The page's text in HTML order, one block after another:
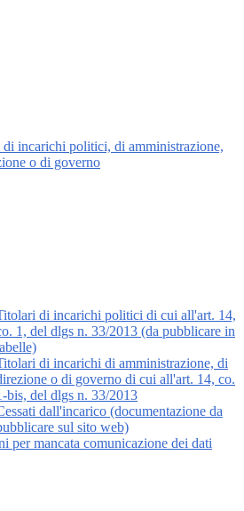
incarichi politici, di amministrazione,
o di governo
di incarichi politici di cui all'art. 14,
1, del dlgs n. 33/2013 (da pubblicare in
di incarichi di amministrazione, di
o di governo di cui all'art. 14, co.
bis, del dlgs n. 33/2013
dall'incarico (documentazione da
sul sito web)
per mancata comunicazione dei dati